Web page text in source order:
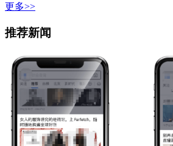
更多>>
推荐新闻